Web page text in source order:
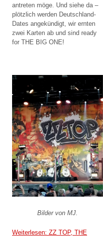
antreten möge. Und siehe da –
plötzlich werden Deutschland-
Dates angekündigt, wir ernten
zwei Karten ab und sind ready
for THE BIG ONE!
Bilder von MJ.
Weiterlesen: ZZ TOP, THE